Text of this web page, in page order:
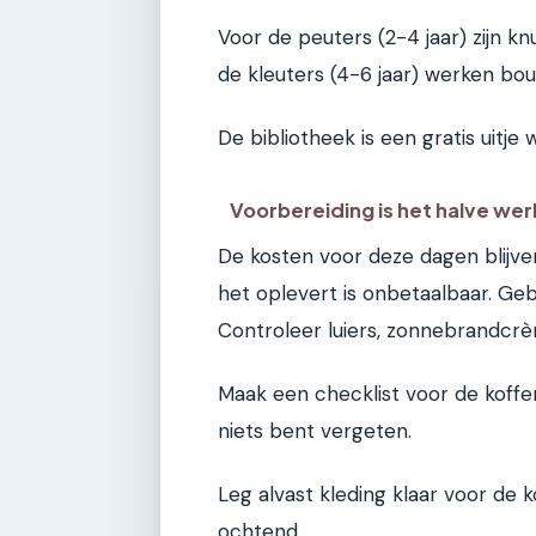
Voor de peuters (2-4 jaar) zijn
de kleuters (4-6 jaar) werken
De bibliotheek is een gratis uitje
Voorbereiding is het halve
De kosten voor deze dagen
het oplevert is onbetaalbaar.
Controleer luiers,
Maak een checklist voor de
niets bent vergeten.
Leg alvast kleding klaar voor de